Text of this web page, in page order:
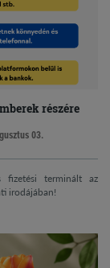
részére
03.
fizetési terminált az
irodájában!